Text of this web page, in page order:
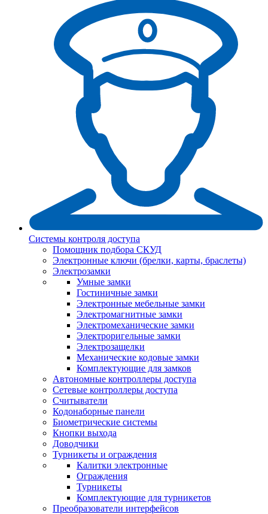
Системы контроля доступа
Помощник подбора СКУД
Электронные ключи (брелки, карты, браслеты)
Электрозамки
Умные замки
Гостиничные замки
Электронные мебельные замки
Электромагнитные замки
Электромеханические замки
Электроригельные замки
Электрозащелки
Механические кодовые замки
Комплектующие для замков
Автономные контроллеры доступа
Сетевые контроллеры доступа
Считыватели
Кодонаборные панели
Биометрические системы
Кнопки выхода
Доводчики
Турникеты и ограждения
Калитки электронные
Ограждения
Турникеты
Комплектующие для турникетов
Преобразователи интерфейсов